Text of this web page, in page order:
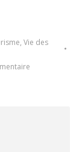
, Vie des